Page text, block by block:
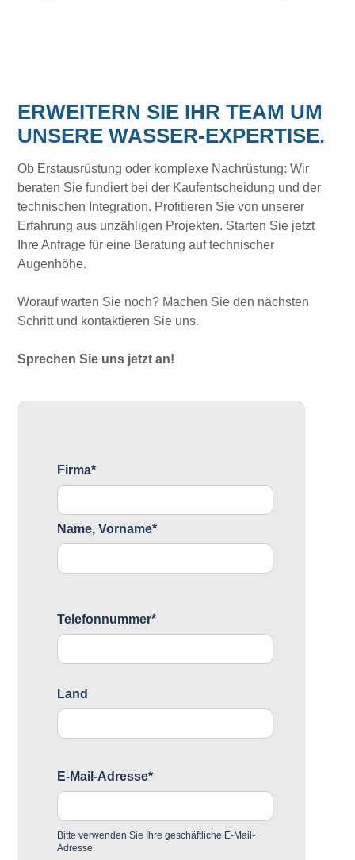
ERWEITERN SIE IHR TEAM UM
UNSERE WASSER-EXPERTISE.
Ob Erstausrüstung oder komplexe Nachrüstung: Wir
beraten Sie fundiert bei der Kaufentscheidung und der
technischen Integration. Profitieren Sie von unserer
Erfahrung aus unzähligen Projekten. Starten Sie jetzt
Ihre Anfrage für eine Beratung auf technischer
Augenhöhe.
Worauf warten Sie noch? Machen Sie den nächsten
Schritt und kontaktieren Sie uns.
Sprechen Sie uns jetzt an!
Firma*
Name, Vorname*
Telefonnummer*
Land
E-Mail-Adresse*
Bitte verwenden Sie Ihre geschäftliche E-Mail-
Adresse.